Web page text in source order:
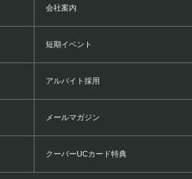
会社案内
短期イベント
アルバイト採用
メールマガジン
クーバーUCカード特典